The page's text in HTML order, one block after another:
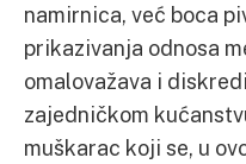
namirnica, već boca
prikazivanja odnosa
omalovažava i
zajedničkom
muškarac koji se, u